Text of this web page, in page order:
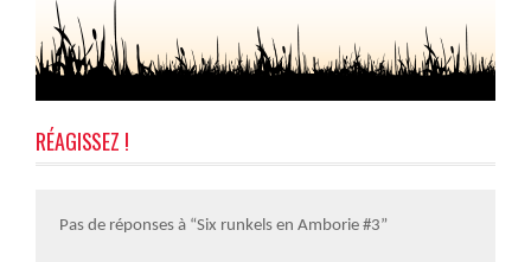
RÉAGISSEZ !
Pas de réponses à “Six runkels en Amborie #3”